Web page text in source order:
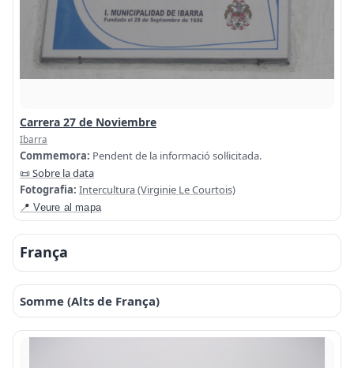
Carrera 27 de Noviembre
Ibarra
Commemora: Pendent de la informació sol·licitada.
📜 Sobre la data
Fotografia: Intercultura (Virginie Le Courtois)
📍 Veure al mapa
França
Somme (Alts de França)